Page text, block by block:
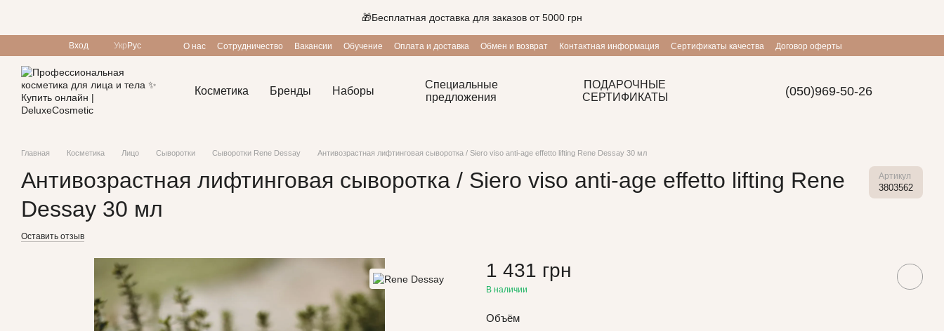
🎁Бесплатная доставка для заказов от 5000 грн
Вход Укр Рус О нас Сотрудничество Вакансии Обучение Оплата и доставка Обмен и возврат Контактная информация Сертификаты качества
Договор оферты
Косметика Бренды Наборы
Специальные
предложения
ПОДАРОЧНЫЕ
СЕРТИФИКАТЫ
(050)969-50-26
Главная Косметика Лицо Сыворотки Сыворотки Rene Dessay Антивозрастная лифтинговая сыворотка / Siero viso anti-age effetto lifting Rene Dessay 30 мл
Антивозрастная лифтинговая сыворотка / Siero viso anti-age effetto lifting Rene
Dessay 30 мл
Артикул
3803562
Оставить отзыв
1 431 грн
В наличии
Объём